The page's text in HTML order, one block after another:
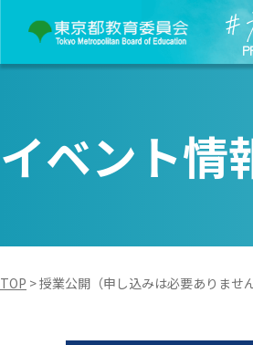
イベント情
TOP >授業公開（申し込みは必要ありません